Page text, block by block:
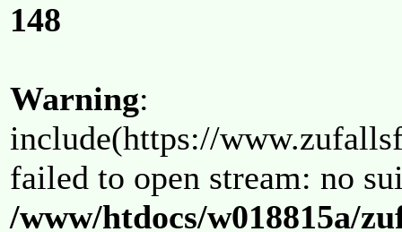
148
Warning:
include(https://
failed to open stream: no
/www/htdocs/w018815a/